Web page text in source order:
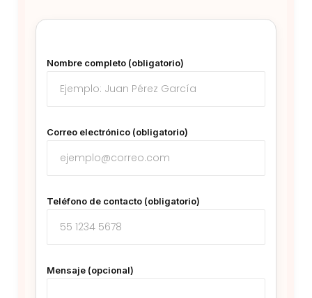
Nombre completo (obligatorio)
Correo electrónico (obligatorio)
Teléfono de contacto (obligatorio)
Mensaje (opcional)